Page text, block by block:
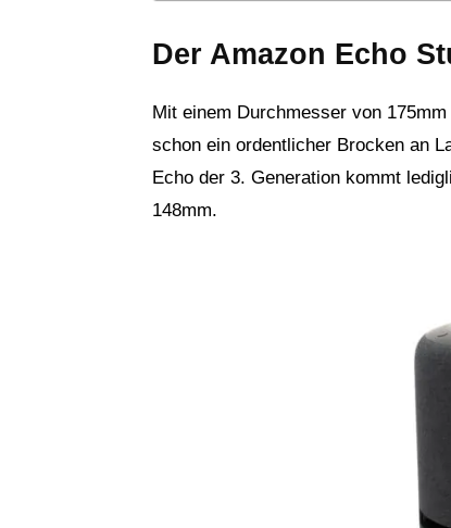
Der Amazon Echo
Mit einem Durchmesser von
schon ein ordentlicher Brocken an
Echo der 3. Generation kommt
148mm.